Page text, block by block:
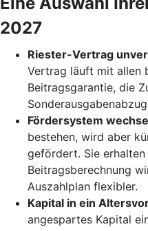
2027
Riester-Vertrag
Vertrag läuft mit allen
Beitragsgarantie, die
Fördersystem
bestehen, wird aber
gefördert. Sie
Beitragsberechnung
Auszahlplan flexibler.
Kapital in ein
angespartes Kapital